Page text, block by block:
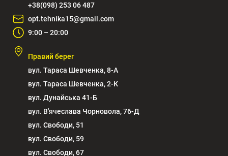
+38(098) 253 06 487
opt.tehnika15@gmail.com
9:00 – 20:00
Правий берег
вул. Тараса Шевченка, 8-А
вул. Тараса Шевченка, 2-К
вул. Дунайська 41-Б
вул. В'ячеслава Чорновола, 76-Д
вул. Свободи, 51
вул. Свободи, 59
вул. Свободи, 67